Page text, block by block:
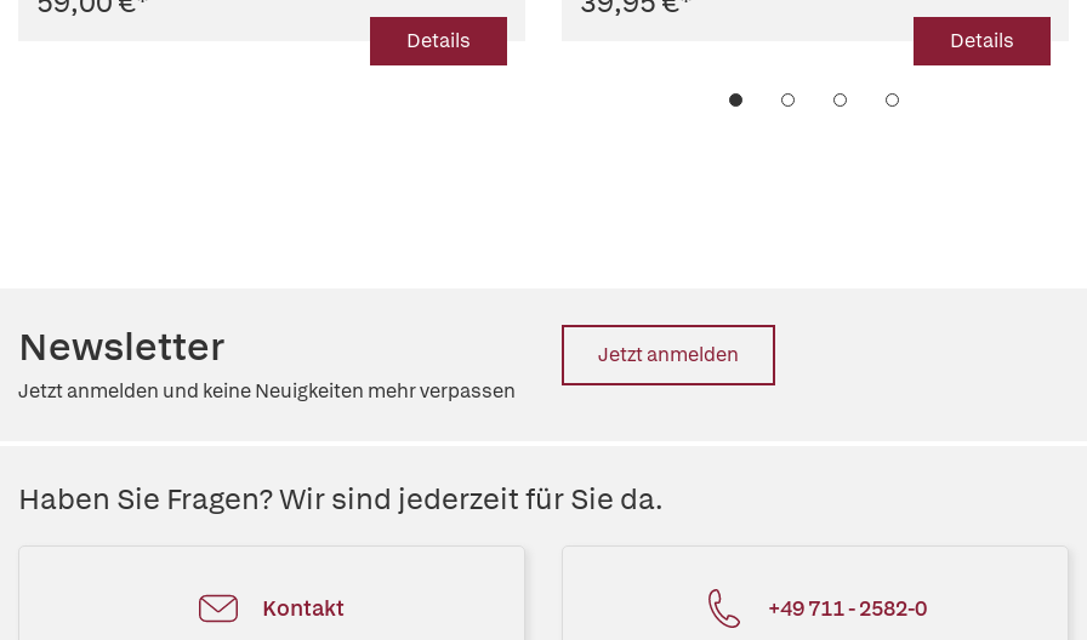
Details Details
Newsletter
Jetzt anmelden und keine Neuigkeiten mehr verpassen
Jetzt anmelden
Haben Sie Fragen? Wir sind jederzeit für Sie da.
Kontakt +49 711 - 2582-0